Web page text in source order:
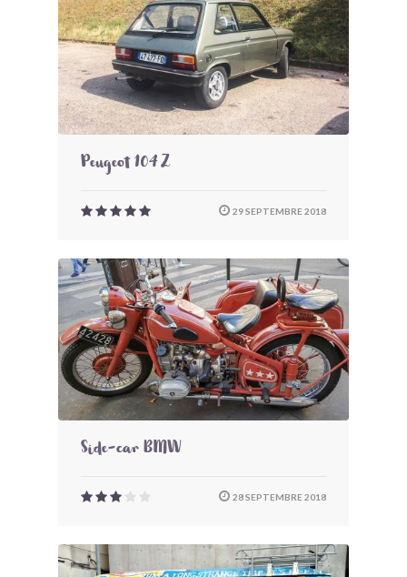
Peugeot 104 Z
29 SEPTEMBRE 2018
Side-car BMW
28 SEPTEMBRE 2018